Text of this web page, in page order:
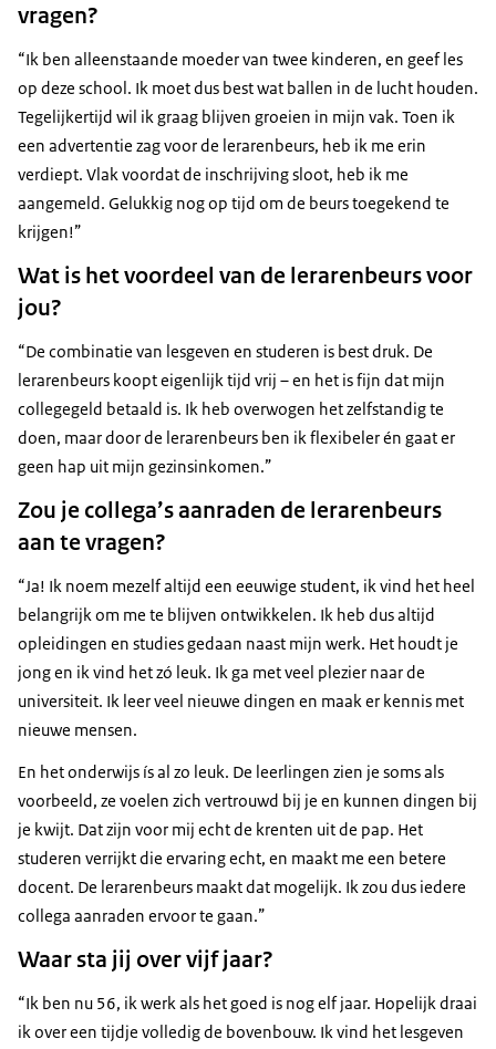
vragen?
“Ik ben alleenstaande moeder van twee kinderen, en geef les
op deze school. Ik moet dus best wat ballen in de lucht houden.
Tegelijkertijd wil ik graag blijven groeien in mijn vak. Toen ik
een advertentie zag voor de lerarenbeurs, heb ik me erin
verdiept. Vlak voordat de inschrijving sloot, heb ik me
aangemeld. Gelukkig nog op tijd om de beurs toegekend te
krijgen!”
Wat is het voordeel van de lerarenbeurs voor
jou?
“De combinatie van lesgeven en studeren is best druk. De
lerarenbeurs koopt eigenlijk tijd vrij – en het is fijn dat mijn
collegegeld betaald is. Ik heb overwogen het zelfstandig te
doen, maar door de lerarenbeurs ben ik flexibeler én gaat er
geen hap uit mijn gezinsinkomen.”
Zou je collega’s aanraden de lerarenbeurs
aan te vragen?
“Ja! Ik noem mezelf altijd een eeuwige student, ik vind het heel
belangrijk om me te blijven ontwikkelen. Ik heb dus altijd
opleidingen en studies gedaan naast mijn werk. Het houdt je
jong en ik vind het zó leuk. Ik ga met veel plezier naar de
universiteit. Ik leer veel nieuwe dingen en maak er kennis met
nieuwe mensen.
En het onderwijs ís al zo leuk. De leerlingen zien je soms als
voorbeeld, ze voelen zich vertrouwd bij je en kunnen dingen bij
je kwijt. Dat zijn voor mij echt de krenten uit de pap. Het
studeren verrijkt die ervaring echt, en maakt me een betere
docent. De lerarenbeurs maakt dat mogelijk. Ik zou dus iedere
collega aanraden ervoor te gaan.”
Waar sta jij over vijf jaar?
“Ik ben nu 56, ik werk als het goed is nog elf jaar. Hopelijk draai
ik over een tijdje volledig de bovenbouw. Ik vind het lesgeven